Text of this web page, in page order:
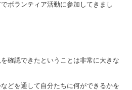
ボランティア活動に参加してきまし
確認できたということは非常に大きな
どを通して自分たちに何ができるかを